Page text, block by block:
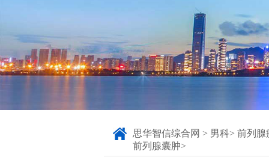
思华智信综合网 > 男科> 前列腺
前列腺囊肿>